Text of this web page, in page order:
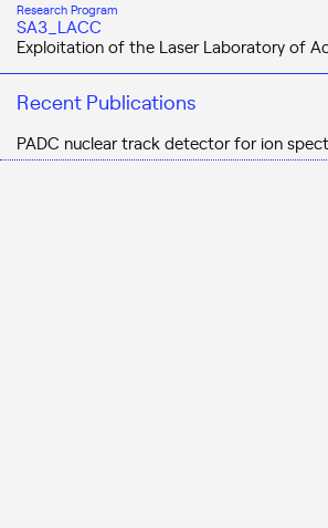
Research Program
SA3_LACC
Exploitation of the Laser Laboratory of
Recent Publications
PADC nuclear track detector for ion